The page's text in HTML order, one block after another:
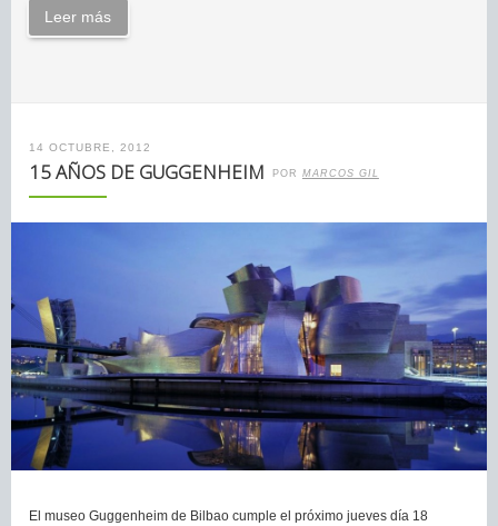
Leer más
14 OCTUBRE, 2012
15 AÑOS DE GUGGENHEIM POR MARCOS GIL
El museo Guggenheim de Bilbao cumple el próximo jueves día 18